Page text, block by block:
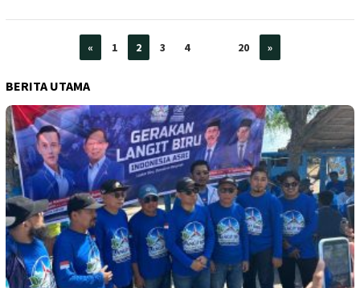
« 1 2 3 4 20 »
BERITA UTAMA